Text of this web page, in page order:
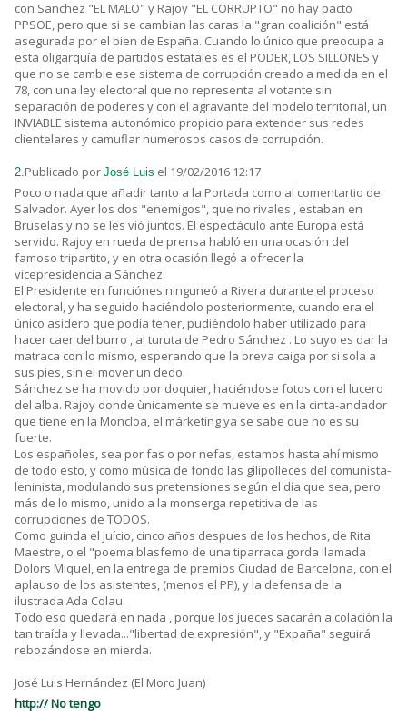
con Sanchez "EL MALO" y Rajoy "EL CORRUPTO" no hay pacto
PPSOE, pero que si se cambian las caras la "gran coalición" está
asegurada por el bien de España. Cuando lo único que preocupa a
esta oligarquía de partidos estatales es el PODER, LOS SILLONES y
que no se cambie ese sistema de corrupción creado a medida en el
78, con una ley electoral que no representa al votante sin
separación de poderes y con el agravante del modelo territorial, un
INVIABLE sistema autonómico propicio para extender sus redes
clientelares y camuflar numerosos casos de corrupción.
2.Publicado por José Luis el 19/02/2016 12:17
Poco o nada que añadir tanto a la Portada como al comentartio de
Salvador. Ayer los dos "enemigos", que no rivales , estaban en
Bruselas y no se les vió juntos. El espectáculo ante Europa está
servido. Rajoy en rueda de prensa habló en una ocasión del
famoso tripartito, y en otra ocasión llegó a ofrecer la
vicepresidencia a Sánchez.
El Presidente en funciónes ninguneó a Rivera durante el proceso
electoral, y ha seguido haciéndolo posteriormente, cuando era el
único asidero que podía tener, pudiéndolo haber utilizado para
hacer caer del burro , al turuta de Pedro Sánchez . Lo suyo es dar la
matraca con lo mismo, esperando que la breva caiga por si sola a
sus pies, sin el mover un dedo.
Sánchez se ha movido por doquier, haciéndose fotos con el lucero
del alba. Rajoy donde ùnicamente se mueve es en la cinta-andador
que tiene en la Moncloa, el márketing ya se sabe que no es su
fuerte.
Los españoles, sea por fas o por nefas, estamos hasta ahí mismo
de todo esto, y como música de fondo las gilipolleces del comunista-
leninista, modulando sus pretensiones según el día que sea, pero
más de lo mismo, unido a la monserga repetitiva de las
corrupciones de TODOS.
Como guinda el juício, cinco años despues de los hechos, de Rita
Maestre, o el "poema blasfemo de una tiparraca gorda llamada
Dolors Miquel, en la entrega de premios Ciudad de Barcelona, con el
aplauso de los asistentes, (menos el PP), y la defensa de la
ilustrada Ada Colau.
Todo eso quedará en nada , porque los jueces sacarán a colación la
tan traída y llevada..."libertad de expresión", y "Expaña" seguirá
rebozándose en mierda.
José Luis Hernández (El Moro Juan)
http:// No tengo